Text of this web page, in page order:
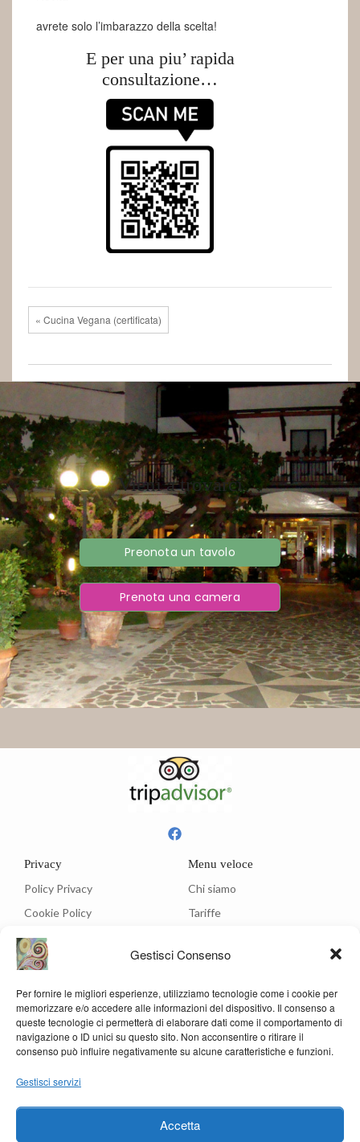
Gestisci Consenso
Per fornire le migliori esperienze, utilizziamo tecnologie come i cookie per
memorizzare e/o accedere alle informazioni del dispositivo. Il consenso a
queste tecnologie ci permetterà di elaborare dati come il comportamento di
navigazione o ID unici su questo sito. Non acconsentire o ritirare il
consenso può influire negativamente su alcune caratteristiche e funzioni.
Gestisci servizi
Accetta
avrete solo l’imbarazzo della scelta!
E per una piu’ rapida
consultazione…
« Cucina Vegana (certificata)
Vieni a trovarci
Preonota un tavolo
Prenota una camera
Privacy
Policy Privacy
Cookie Policy
Menu veloce
Chi siamo
Tariffe
Menù
Contatti
Via C.A. Dalla Chiesa, 3 - 05012 Attigliano (Terni)
info@hotelrosanna.com